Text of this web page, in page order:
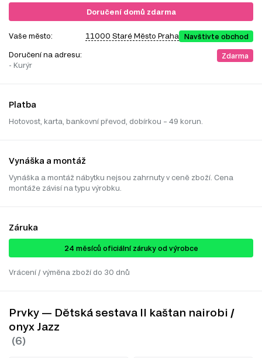
Doručení domů zdarma
Vaše město: 11000 Staré Město Praha Navštivte obchod
Doručení na adresu:
- Kurýr
Zdarma
Platba
Hotovost, karta, bankovní převod, dobírkou – 49 korun.
Vynáška a montáž
Vynáška a montáž nábytku nejsou zahrnuty v ceně zboží. Cena
montáže závisí na typu výrobku.
Záruka
24 ​​​​měsíců oficiální záruky od výrobce
Vrácení / výměna zboží do 30 dnů
Prvky — Dětská sestava II kaštan nairobi /
onyx Jazz